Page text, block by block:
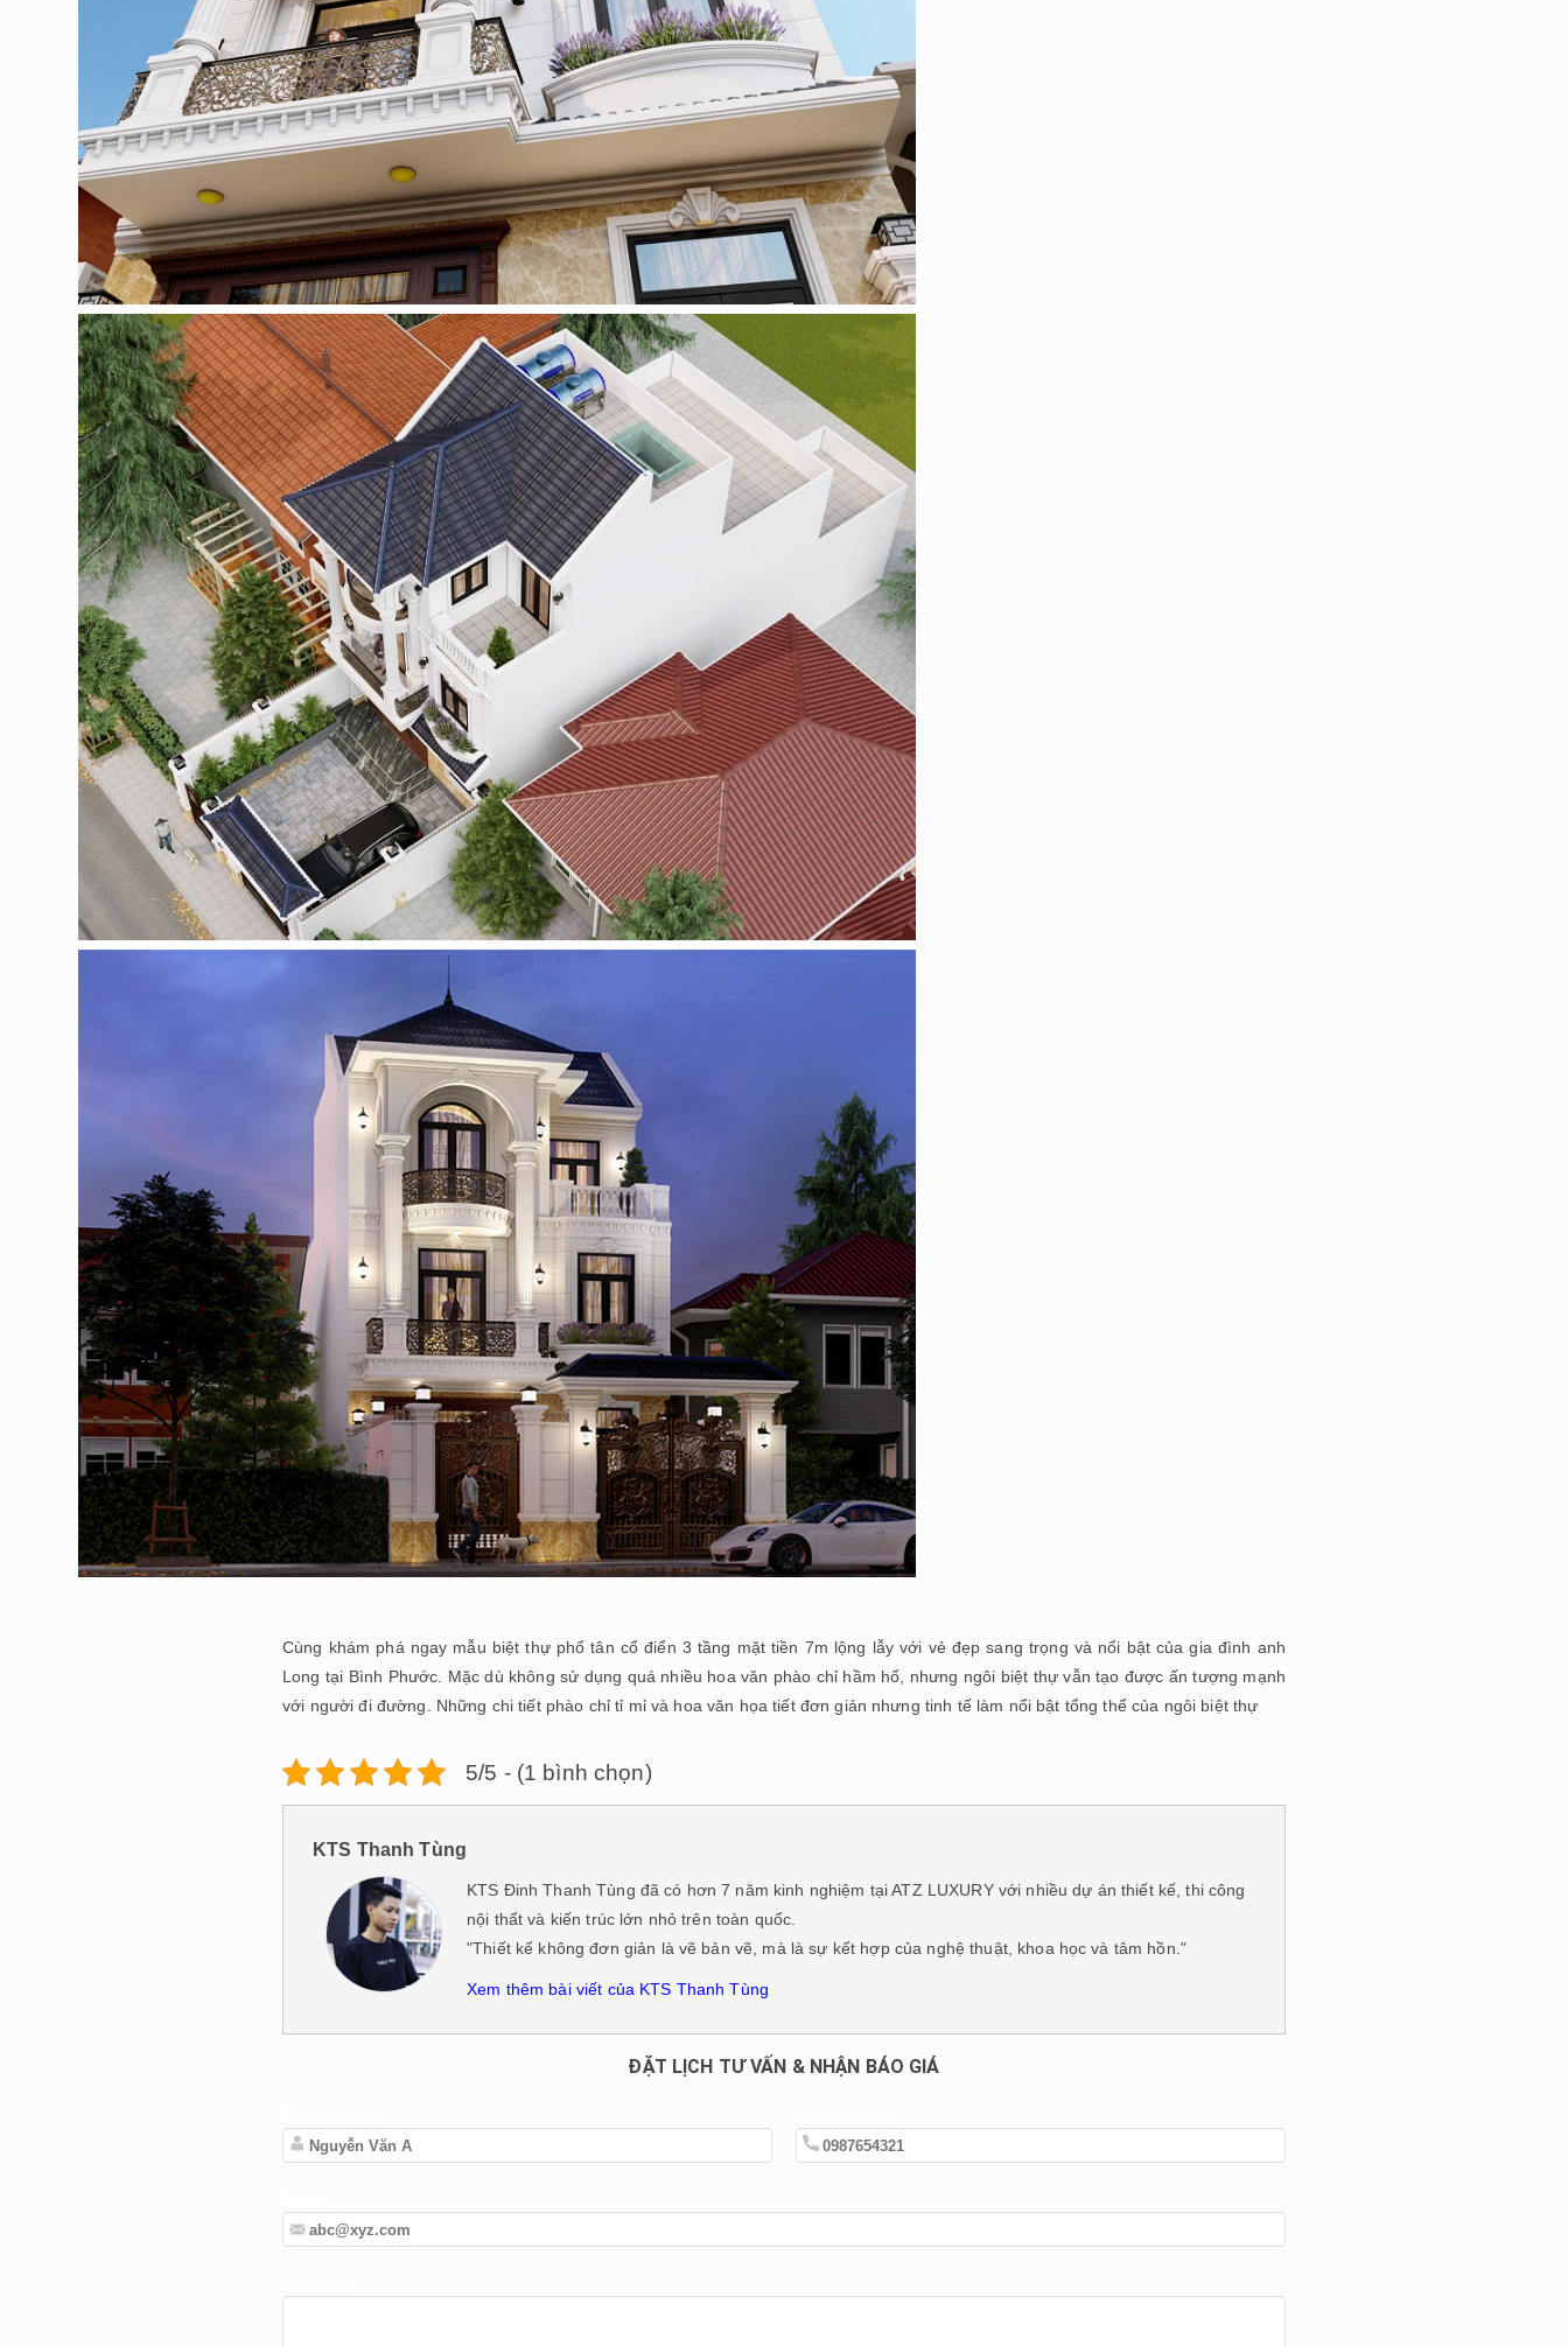
Cùng khám phá ngay mẫu biệt thự phố tân cổ điển 3 tầng mặt tiền 7m lộng lẫy với vẻ đẹp sang trọng và nổi bật của gia đình anh
Long tại Bình Phước. Mặc dù không sử dụng quá nhiều hoa văn phào chỉ hầm hố, nhưng ngôi biệt thự vẫn tạo được ấn tượng mạnh
với người đi đường. Những chi tiết phào chỉ tỉ mỉ và hoa văn họa tiết đơn giản nhưng tinh tế làm nổi bật tổng thể của ngôi biệt thự
5/5 - (1 bình chọn)
KTS Thanh Tùng
KTS Đinh Thanh Tùng đã có hơn 7 năm kinh nghiệm tại ATZ LUXURY với nhiều dự án thiết kế, thi công
nội thất và kiến trúc lớn nhỏ trên toàn quốc.
"Thiết kế không đơn giản là vẽ bản vẽ, mà là sự kết hợp của nghệ thuật, khoa học và tâm hồn."
Xem thêm bài viết của KTS Thanh Tùng
ĐẶT LỊCH TƯ VẤN & NHẬN BÁO GIÁ